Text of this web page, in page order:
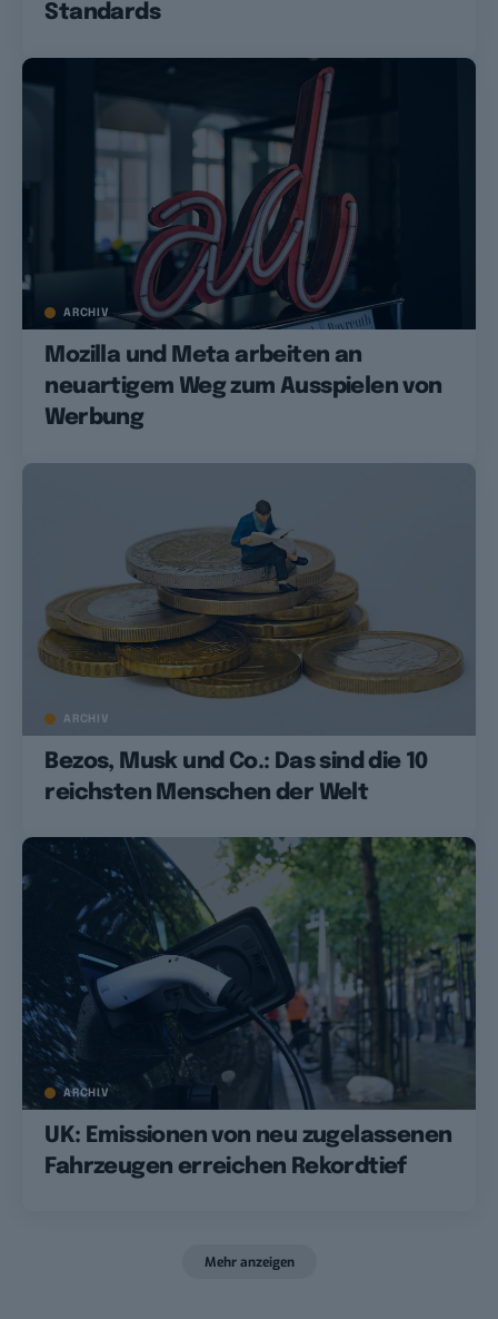
Standards
ARCHIV
Mozilla und Meta arbeiten an
neuartigem Weg zum Ausspielen von
Werbung
ARCHIV
Bezos, Musk und Co.: Das sind die 10
reichsten Menschen der Welt
ARCHIV
UK: Emissionen von neu zugelassenen
Fahrzeugen erreichen Rekordtief
Mehr anzeigen